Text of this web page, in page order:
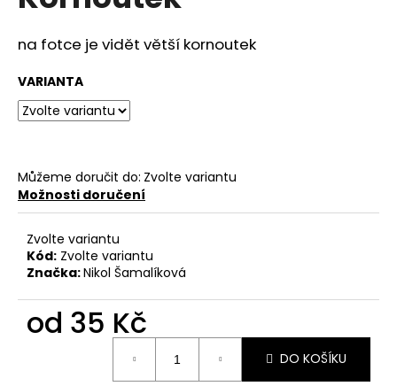
5na fotce je vidět větší kornoutek
VARIANTA
Můžeme doručit do: Zvolte variantu
Možnosti doručení
Zvolte variantu
Kód: Zvolte variantu
Značka:Nikol Šamalíková
od 35 Kč
DO KOŠÍKU
j
t
?
D
o
p